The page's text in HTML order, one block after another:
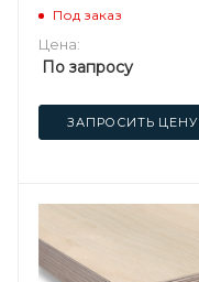
березовая
Под заказ
Цена:
По запросу
ЗАПРОСИТЬ ЦЕНУ